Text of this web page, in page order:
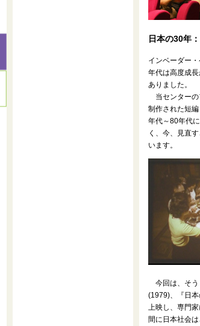
日本の30年
インベーダー
年代は高度成
ありました。
当センターの
制作された短
年代～80年代
く、今、見直
います。
今回は、そう
(1979)、『日
上映し、専門
間に日本社会